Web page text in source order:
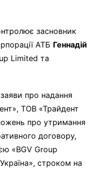
засновник
АТБ Геннадій
Limited та
про надання
ТОВ «Трайдент
про утримання
договору,
«BGV Group
строком на